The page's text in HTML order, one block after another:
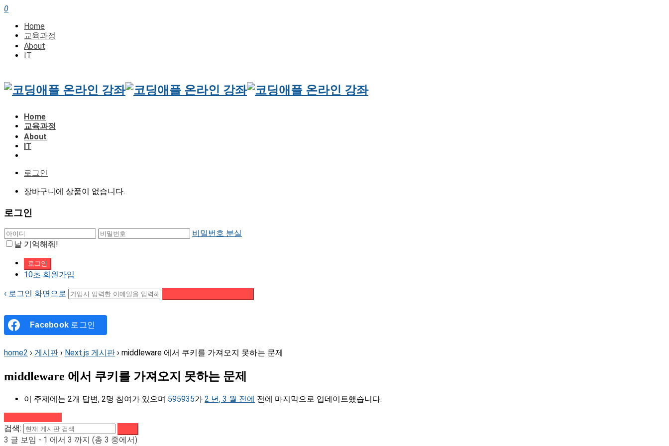
0
Home
교육과정
About
IT
Home
교육과정
About
IT
로그인
장바구니에 상품이 없습니다.
로그인
비밀번호 분실
날 기억해줘!
10초 회원가입
‹ 로그인 화면으로
Facebook 로그인
home2 › 게시판 › Next.js 게시판 › middleware 에서 쿠키를 가져오지 못하는 문제
middleware 에서 쿠키를 가져오지 못하는 문제
이 주제에는 2개 답변, 2명 참여가 있으며 595935가 2 년, 3 월 전에 전에 마지막으로 업데이트했습니다.
검색:
3 글 보임 - 1 에서 3 까지 (총 3 중에서)